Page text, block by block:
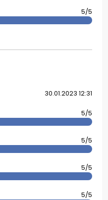
5/5
30.01.2023 12:31
5/5
5/5
5/5
5/5